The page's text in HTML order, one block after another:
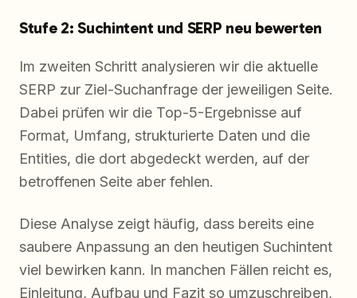
Stufe 2: Suchintent und SERP neu bewerten
Im zweiten Schritt analysieren wir die aktuelle
SERP zur Ziel-Suchanfrage der jeweiligen Seite.
Dabei prüfen wir die Top-5-Ergebnisse auf
Format, Umfang, strukturierte Daten und die
Entities, die dort abgedeckt werden, auf der
betroffenen Seite aber fehlen.
Diese Analyse zeigt häufig, dass bereits eine
saubere Anpassung an den heutigen Suchintent
viel bewirken kann. In manchen Fällen reicht es,
Einleitung, Aufbau und Fazit so umzuschreiben,